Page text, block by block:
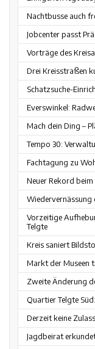
Nachtbusse auch
Jobcenter passt
Vorträge des
Drei Kreisstraßen
Schatzsuche-
Everswinkel:
Mach dein Ding –
Tempo 30:
Fachtagung zu
Neuer Rekord
Wiedervernässung
Vorzeitige
Telgte
Kreis saniert
Markt der Museen
Zweite Änderung
Quartier Telgte
Derzeit keine
Jagdbeirat